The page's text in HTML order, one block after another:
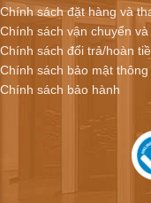
Chính sách đặt hàng và
Chính sách vận chuyển
Chính sách đổi trả/hoàn
Chính sách bảo mật thông
Chính sách bảo hành